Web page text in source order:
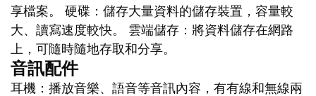
享檔案。 硬碟：儲存大量資料的儲存裝置，容量較
大、讀寫速度較快。 雲端儲存：將資料儲存在網路
上，可隨時隨地存取和分享。
音訊配件
耳機：播放音樂、語音等音訊內容，有有線和無線兩